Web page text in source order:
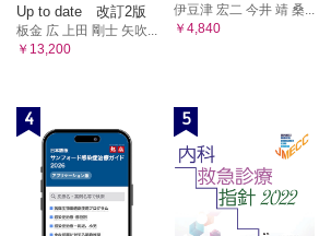
Up to date 改訂2版
板金 広 上田 剛士 矢吹...
￥13,200
伊豆津 宏二 今井 靖 桑...
￥4,840
4 5